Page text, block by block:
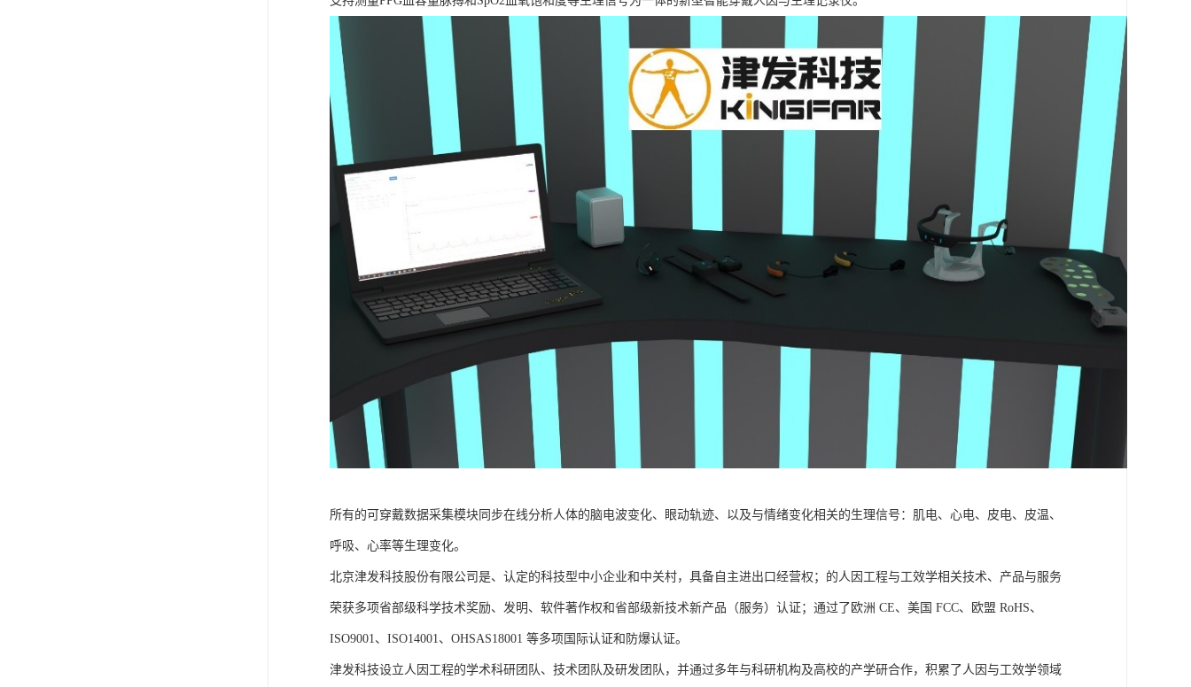
所有的可穿戴数据采集模块同步在线分析人体的脑电波变化、眼动轨迹、以及与情绪变化相关的生理信号：肌电、心电、皮电、皮温、
呼吸、心率等生理变化。
北京津发科技股份有限公司是、认定的科技型中小企业和中关村，具备自主进出口经营权；的人因工程与工效学相关技术、产品与服务
荣获多项省部级科学技术奖励、发明、软件著作权和省部级新技术新产品（服务）认证；通过了欧洲 CE、美国 FCC、欧盟 RoHS、
ISO9001、ISO14001、OHSAS18001 等多项国际认证和防爆认证。
津发科技设立人因工程的学术科研团队、技术团队及研发团队，并通过多年与科研机构及高校的产学研合作，积累了人因与工效学领域